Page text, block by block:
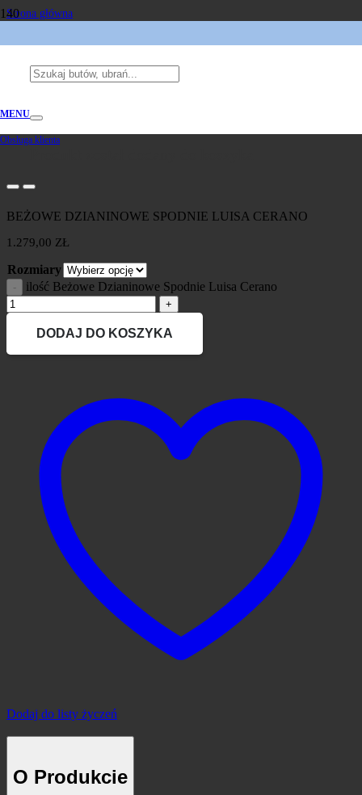
MENU
Obsługa klienta
Strona główna
LUISA CERANO
BEŻOWE DZIANINOWE SPODNIE LUISA CERANO
1.279,00 ZŁ
Rozmiary
ilość Beżowe Dzianinowe Spodnie Luisa Cerano
DODAJ DO KOSZYKA
Dodaj do listy życzeń
O Produkcie